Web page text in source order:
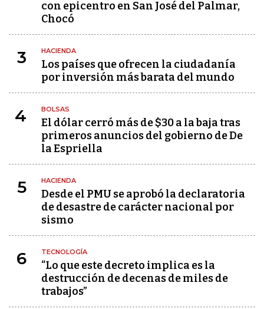
con epicentro en San José del Palmar,
Chocó
3 HACIENDA
Los países que ofrecen la ciudadanía
por inversión más barata del mundo
4 BOLSAS
El dólar cerró más de $30 a la baja tras
primeros anuncios del gobierno de De
la Espriella
5 HACIENDA
Desde el PMU se aprobó la declaratoria
de desastre de carácter nacional por
sismo
6 TECNOLOGÍA
“Lo que este decreto implica es la
destrucción de decenas de miles de
trabajos”